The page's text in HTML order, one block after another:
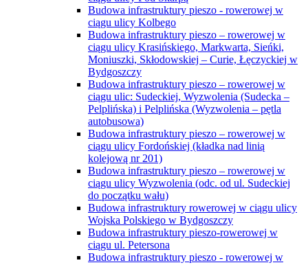
Budowa infrastruktury pieszo - rowerowej w
ciągu ulicy Kolbego
Budowa infrastruktury pieszo – rowerowej w
ciągu ulicy Krasińskiego, Markwarta, Sieńki,
Moniuszki, Skłodowskiej – Curie, Łęczyckiej w
Bydgoszczy
Budowa infrastruktury pieszo – rowerowej w
ciągu ulic: Sudeckiej, Wyzwolenia (Sudecka –
Pelplińska) i Pelplińska (Wyzwolenia – pętla
autobusowa)
Budowa infrastruktury pieszo – rowerowej w
ciągu ulicy Fordońskiej (kładka nad linią
kolejową nr 201)
Budowa infrastruktury pieszo – rowerowej w
ciągu ulicy Wyzwolenia (odc. od ul. Sudeckiej
do początku wału)
Budowa infrastruktury rowerowej w ciągu ulicy
Wojska Polskiego w Bydgoszczy
Budowa infrastruktury pieszo-rowerowej w
ciągu ul. Petersona
Budowa infrastruktury pieszo - rowerowej w